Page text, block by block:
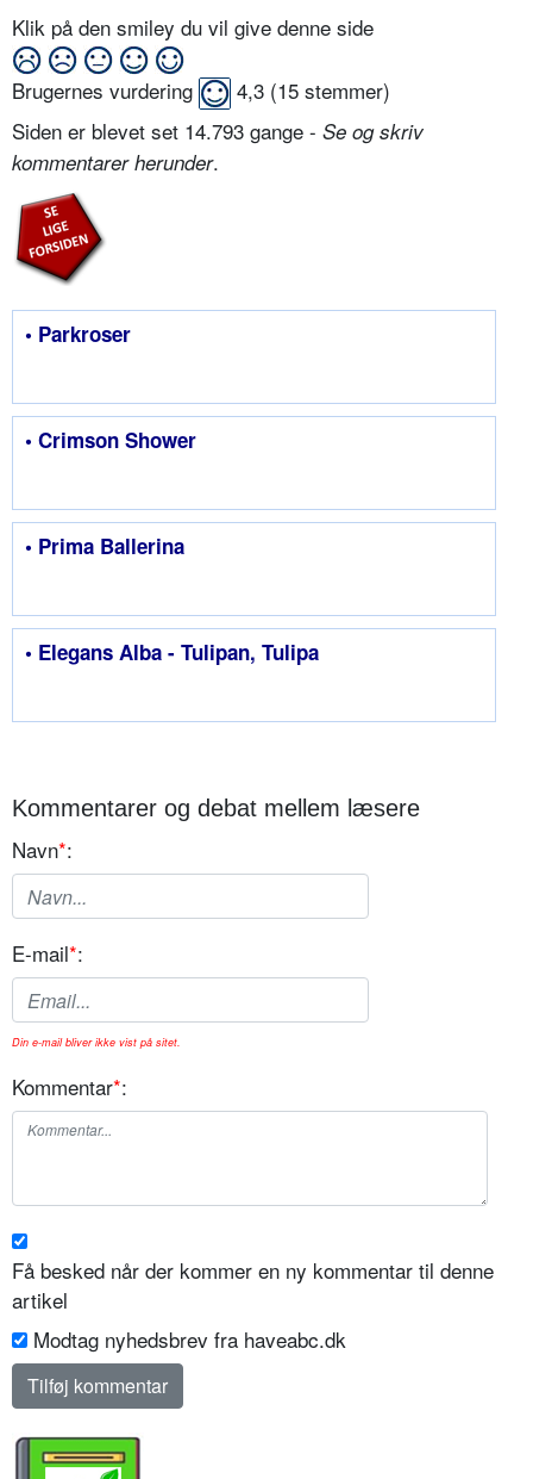
Klik på den smiley du vil give denne side
Brugernes vurdering 4,3 (15 stemmer)
Siden er blevet set 14.793 gange - Se og skriv
kommentarer herunder.
• Parkroser
• Crimson Shower
• Prima Ballerina
• Elegans Alba - Tulipan, Tulipa
Kommentarer og debat mellem læsere
Navn*:
E-mail*:
Din e-mail bliver ikke vist på sitet.
Kommentar*:
Få besked når der kommer en ny kommentar til denne
artikel
Modtag nyhedsbrev fra haveabc.dk